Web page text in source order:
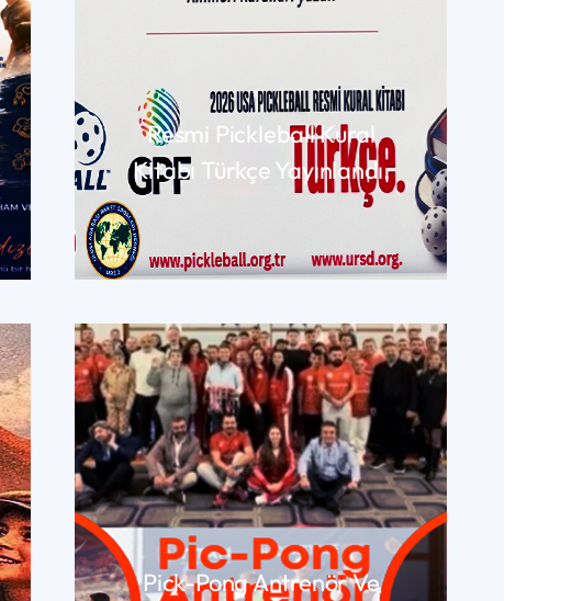
Resmi Pickleball Kural
Kitabı Türkçe Yayınlandı.
Pick-Pong Antrenör Ve